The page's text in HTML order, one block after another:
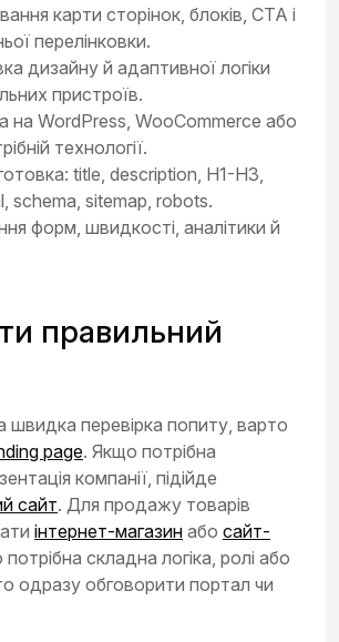
карти сторінок, блоків, CTA і
перелінковки.
дизайну й адаптивної логіки
пристроїв.
на WordPress, WooCommerce або
технології.
title, description, H1-H3,
schema, sitemap, robots.
форм, швидкості, аналітики й
правильний
швидка перевірка попиту, варто
page. Якщо потрібна
компанії, підійде
сайт. Для продажу товарів
інтернет-магазин або сайт-
складна логіка, ролі або
одразу обговорити портал чи